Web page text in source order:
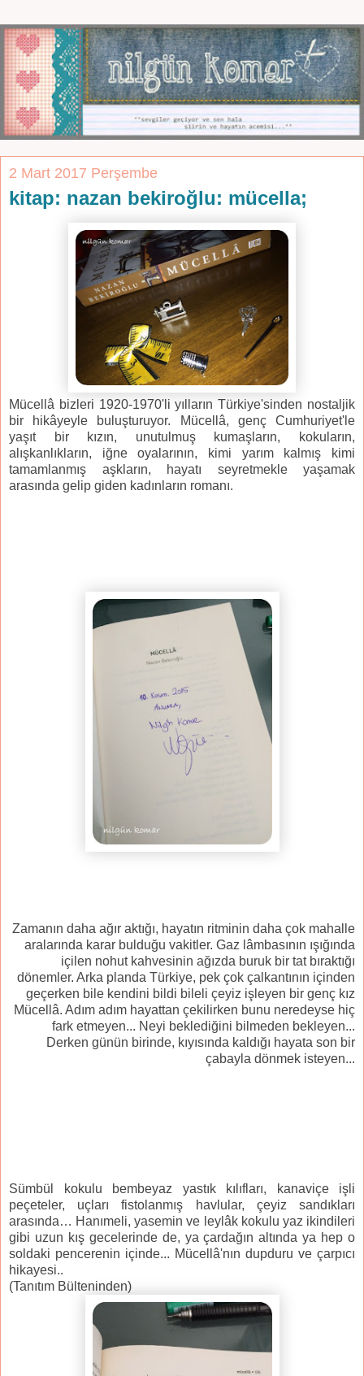
2 Mart 2017 Perşembe
kitap: nazan bekiroğlu: mücella;
Mücellâ bizleri 1920-1970'li yılların Türkiye'sinden nostaljik
bir hikâyeyle buluşturuyor. Mücellâ, genç Cumhuriyet'le
yaşıt bir kızın, unutulmuş kumaşların, kokuların,
alışkanlıkların, iğne oyalarının, kimi yarım kalmış kimi
tamamlanmış aşkların, hayatı seyretmekle yaşamak
arasında gelip giden kadınların romanı.
Zamanın daha ağır aktığı, hayatın ritminin daha çok mahalle
aralarında karar bulduğu vakitler. Gaz lâmbasının ışığında
içilen nohut kahvesinin ağızda buruk bir tat bıraktığı
dönemler. Arka planda Türkiye, pek çok çalkantının içinden
geçerken bile kendini bildi bileli çeyiz işleyen bir genç kız
Mücellâ. Adım adım hayattan çekilirken bunu neredeyse hiç
fark etmeyen... Neyi beklediğini bilmeden bekleyen...
Derken günün birinde, kıyısında kaldığı hayata son bir
çabayla dönmek isteyen...
Sümbül kokulu bembeyaz yastık kılıfları, kanaviçe işli
peçeteler, uçları fistolanmış havlular, çeyiz sandıkları
arasında… Hanımeli, yasemin ve leylâk kokulu yaz ikindileri
gibi uzun kış gecelerinde de, ya çardağın altında ya hep o
soldaki pencerenin içinde... Mücellâ'nın dupduru ve çarpıcı
hikayesi..
(Tanıtım Bülteninden)